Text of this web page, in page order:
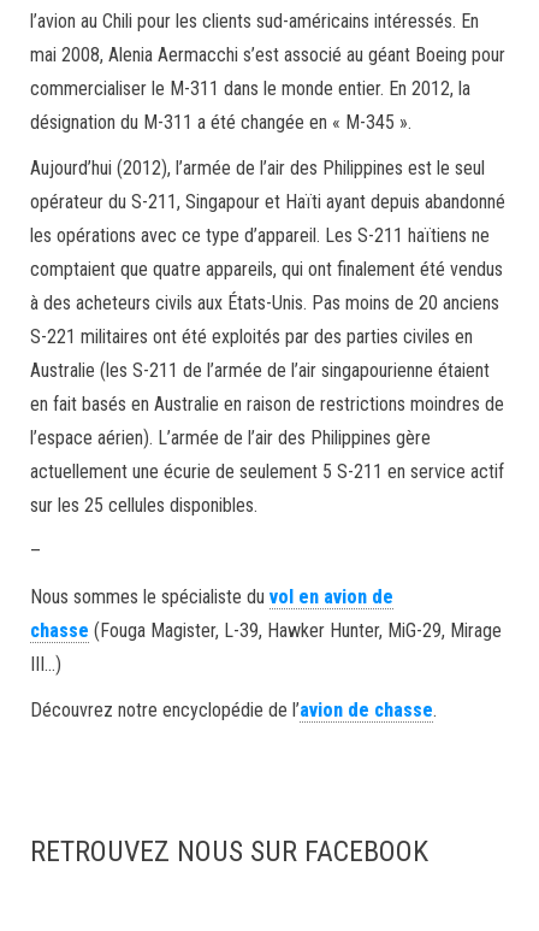
l’avion au Chili pour les clients sud-américains intéressés. En
mai 2008, Alenia Aermacchi s’est associé au géant Boeing pour
commercialiser le M-311 dans le monde entier. En 2012, la
désignation du M-311 a été changée en « M-345 ».
Aujourd’hui (2012), l’armée de l’air des Philippines est le seul
opérateur du S-211, Singapour et Haïti ayant depuis abandonné
les opérations avec ce type d’appareil. Les S-211 haïtiens ne
comptaient que quatre appareils, qui ont finalement été vendus
à des acheteurs civils aux États-Unis. Pas moins de 20 anciens
S-221 militaires ont été exploités par des parties civiles en
Australie (les S-211 de l’armée de l’air singapourienne étaient
en fait basés en Australie en raison de restrictions moindres de
l’espace aérien). L’armée de l’air des Philippines gère
actuellement une écurie de seulement 5 S-211 en service actif
sur les 25 cellules disponibles.
–
Nous sommes le spécialiste du vol en avion de
chasse (Fouga Magister, L-39, Hawker Hunter, MiG-29, Mirage
III…)
Découvrez notre encyclopédie de l’avion de chasse.
RETROUVEZ NOUS SUR FACEBOOK